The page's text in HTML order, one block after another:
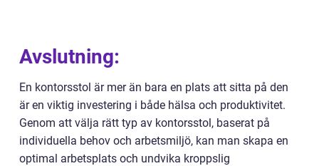
Avslutning:
En kontorsstol är mer än bara en plats att sitta på den
är en viktig investering i både hälsa och produktivitet.
Genom att välja rätt typ av kontorsstol, baserat på
individuella behov och arbetsmiljö, kan man skapa en
optimal arbetsplats och undvika kroppslig